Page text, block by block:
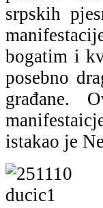
srpskih
bogatim i
posebno
građane.
istakao je